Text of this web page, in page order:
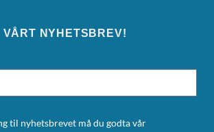
VÅRT NYHETSBREV!
til nyhetsbrevet må du godta vår